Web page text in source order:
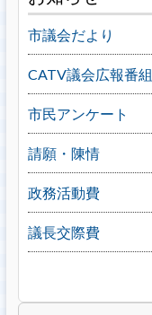
市議会だより
CATV議会広報番組
市民アンケート
請願・陳情
政務活動費
議長交際費